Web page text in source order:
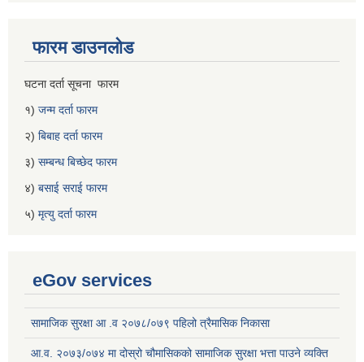
फारम डाउनलोड
घटना दर्ता सूचना फारम
१) जन्म दर्ता फारम
२) बिबाह दर्ता फारम
३) सम्बन्ध बिच्छेद फारम
४) बसाई सराई फारम
५) मृत्यु दर्ता फारम
eGov services
सामाजिक सुरक्षा आ .व २०७८/०७९ पहिलो त्रैमासिक निकासा
आ.व. २०७३/०७४ मा दोस्रो चौमासिकको सामाजिक सुरक्षा भत्ता पाउने व्यक्ति